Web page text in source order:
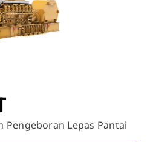
Pengeboran Lepas Pantai